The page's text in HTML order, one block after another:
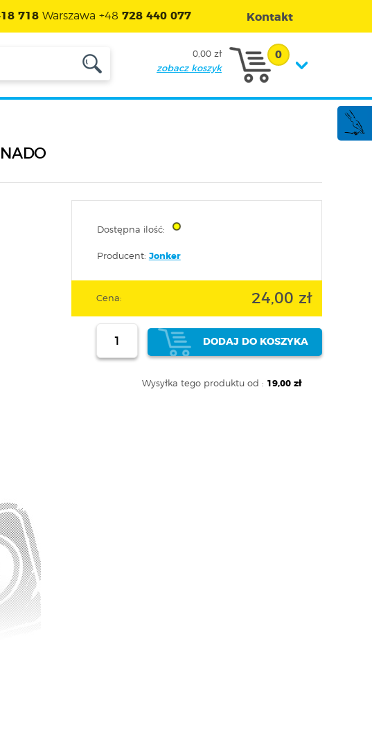
718Warszawa +48 728 440 077 Kontakt
0,00 zł
zobacz koszyk
0
Dostępna ilość:
Producent: Jonker
Cena: 24,00 zł
DODAJ DO KOSZYKA
Wysyłka tego produktu od : 19,00 zł